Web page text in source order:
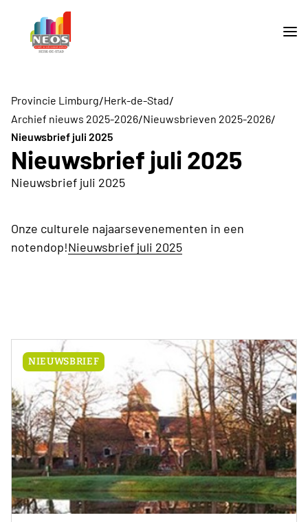
Provincie Limburg/Herk-de-Stad/
Archief nieuws 2025-2026/Nieuwsbrieven 2025-2026/
Nieuwsbrief juli 2025
Nieuwsbrief juli 2025
Nieuwsbrief juli 2025
Onze culturele najaarsevenementen in een
notendop!Nieuwsbrief juli 2025
NIEUWSBRIEF